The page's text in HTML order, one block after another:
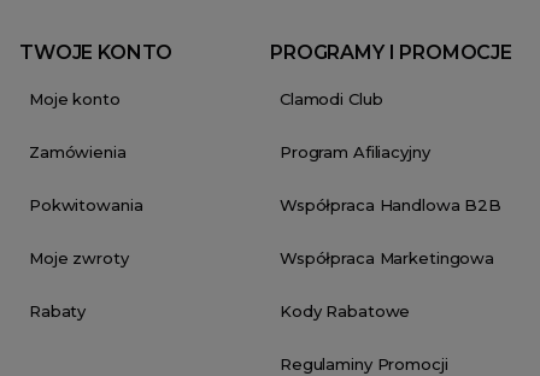
TWOJE KONTO
Moje konto
Zamówienia
Pokwitowania
Moje zwroty
Rabaty
PROGRAMY I PROMOCJE
Clamodi Club
Program Afiliacyjny
Współpraca Handlowa B2B
Współpraca Marketingowa
Kody Rabatowe
Regulaminy Promocji